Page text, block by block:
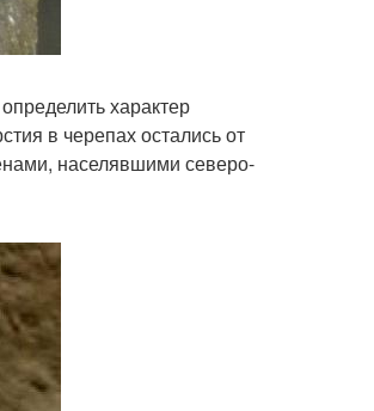
характер
в черепах остались от
населявшими северо-